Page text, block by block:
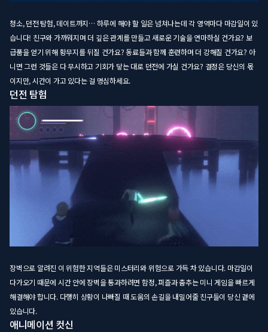
청소, 던전 탐험, 데이트까지… 하루에 해야 할 일은 넘쳐나는데 각 영역마다 마감일이 있
습니다! 친구와 가까워지며 더 깊은 관계를 만들고 새로운 기술을 연마하실 건가요? 보
급품을 얻기 위해 황무지를 뒤질 건가요? 동료들과 함께 훈련하며 더 강해질 건가요? 아
니면 그런 것들은 다 무시하고 기회가 닿는 대로 던전에 가실 건가요? 결정은 당신의 몫
이지만, 시간이 가고 있다는 걸 명심하세요.
던전 탐험
장벽으로 알려진 이 위험한 지역들은 미스터리와 위험으로 가득 차 있습니다. 마감일이
다가오기 때문에 시간 안에 장벽을 통과하려면 함정, 퍼즐과 춤추는 미니 게임을 빠르게
해결해야 합니다. 다행히 상황이 나빠질 때 도움의 손길을 내밀어줄 친구들이 당신 곁에
있습니다.
애니메이션 컷신